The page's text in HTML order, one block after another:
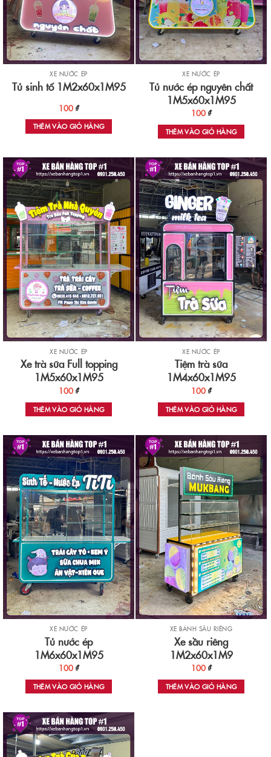
XE NƯỚC ÉP
Tủ sinh tố 1M2x60x1M95
100 ₫
THÊM VÀO GIỎ HÀNG
XE NƯỚC ÉP
Tủ nước ép nguyên chất
1M5x60x1M95
100 ₫
THÊM VÀO GIỎ HÀNG
XE NƯỚC ÉP
Xe trà sữa Full topping
1M5x60x1M95
100 ₫
THÊM VÀO GIỎ HÀNG
XE NƯỚC ÉP
Tiệm trà sữa
1M4x60x1M95
100 ₫
THÊM VÀO GIỎ HÀNG
XE NƯỚC ÉP
Tủ nước ép
1M6x60x1M95
100 ₫
THÊM VÀO GIỎ HÀNG
XE BÁNH SẦU RIÊNG
Xe sầu riêng
1M2x60x1M9
100 ₫
THÊM VÀO GIỎ HÀNG